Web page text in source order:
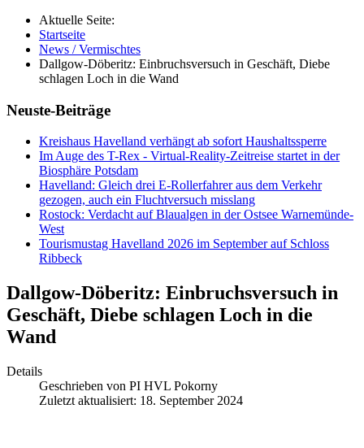
Aktuelle Seite:
Startseite
News / Vermischtes
Dallgow-Döberitz: Einbruchsversuch in Geschäft, Diebe
schlagen Loch in die Wand
Neuste-Beiträge
Kreishaus Havelland verhängt ab sofort Haushaltssperre
Im Auge des T-Rex - Virtual-Reality-Zeitreise startet in der
Biosphäre Potsdam
Havelland: Gleich drei E-Rollerfahrer aus dem Verkehr
gezogen, auch ein Fluchtversuch misslang
Rostock: Verdacht auf Blaualgen in der Ostsee Warnemünde-
West
Tourismustag Havelland 2026 im September auf Schloss
Ribbeck
Dallgow-Döberitz: Einbruchsversuch in
Geschäft, Diebe schlagen Loch in die
Wand
Details
Geschrieben von PI HVL Pokorny
Zuletzt aktualisiert: 18. September 2024